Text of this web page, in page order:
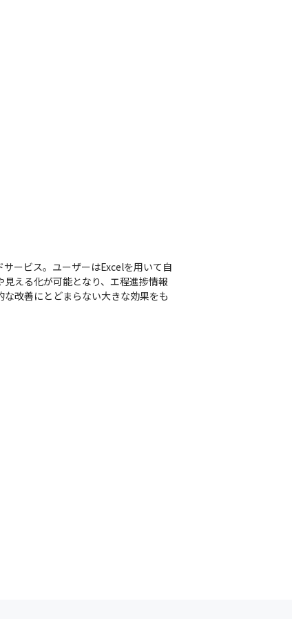
ービス。ユーザーはExcelを用いて自
える化が可能となり、エ程進捗情報
改善にとどまらない大きな効果をも